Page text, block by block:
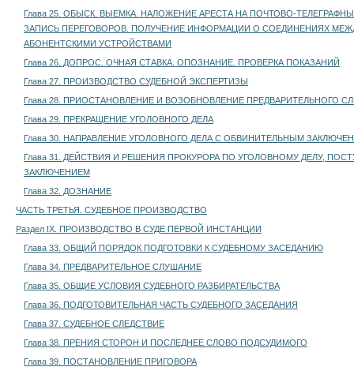
Глава 25. ОБЫСК. ВЫЕМКА. НАЛОЖЕНИЕ АРЕСТА НА ПОЧТОВО-
ЗАПИСЬ ПЕРЕГОВОРОВ. ПОЛУЧЕНИЕ ИНФОРМАЦИИ О СОЕДИНЕНИЯХ
АБОНЕНТСКИМИ УСТРОЙСТВАМИ
Глава 26. ДОПРОС. ОЧНАЯ СТАВКА. ОПОЗНАНИЕ. ПРОВЕРКА ПОКАЗАНИЙ
Глава 27. ПРОИЗВОДСТВО СУДЕБНОЙ ЭКСПЕРТИЗЫ
Глава 28. ПРИОСТАНОВЛЕНИЕ И ВОЗОБНОВЛЕНИЕ ПРЕДВАРИТЕЛЬНОГО
Глава 29. ПРЕКРАЩЕНИЕ УГОЛОВНОГО ДЕЛА
Глава 30. НАПРАВЛЕНИЕ УГОЛОВНОГО ДЕЛА С ОБВИНИТЕЛЬНЫМ
Глава 31. ДЕЙСТВИЯ И РЕШЕНИЯ ПРОКУРОРА ПО УГОЛОВНОМУ ДЕЛУ,
ЗАКЛЮЧЕНИЕМ
Глава 32. ДОЗНАНИЕ
ЧАСТЬ ТРЕТЬЯ. СУДЕБНОЕ ПРОИЗВОДСТВО
Раздел IX. ПРОИЗВОДСТВО В СУДЕ ПЕРВОЙ ИНСТАНЦИИ
Глава 33. ОБЩИЙ ПОРЯДОК ПОДГОТОВКИ К СУДЕБНОМУ ЗАСЕДАНИЮ
Глава 34. ПРЕДВАРИТЕЛЬНОЕ СЛУШАНИЕ
Глава 35. ОБЩИЕ УСЛОВИЯ СУДЕБНОГО РАЗБИРАТЕЛЬСТВА
Глава 36. ПОДГОТОВИТЕЛЬНАЯ ЧАСТЬ СУДЕБНОГО ЗАСЕДАНИЯ
Глава 37. СУДЕБНОЕ СЛЕДСТВИЕ
Глава 38. ПРЕНИЯ СТОРОН И ПОСЛЕДНЕЕ СЛОВО ПОДСУДИМОГО
Глава 39. ПОСТАНОВЛЕНИЕ ПРИГОВОРА